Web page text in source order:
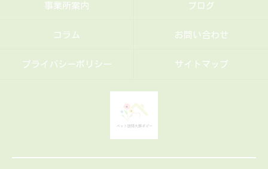
事業所案内 ブログ
コラム お問い合わせ
プライバシーポリシー サイトマップ